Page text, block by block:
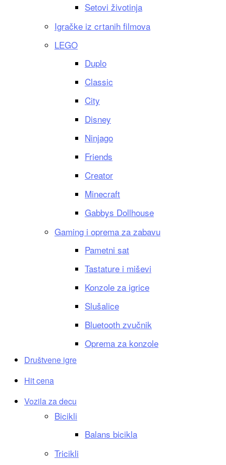
Setovi životinja
Igračke iz crtanih filmova
LEGO
Duplo
Classic
City
Disney
Ninjago
Friends
Creator
Minecraft
Gabbys Dollhouse
Gaming i oprema za zabavu
Pametni sat
Tastature i miševi
Konzole za igrice
Slušalice
Bluetooth zvučnik
Oprema za konzole
Društvene igre
Hit cena
Vozila za decu
Bicikli
Balans bicikla
Tricikli